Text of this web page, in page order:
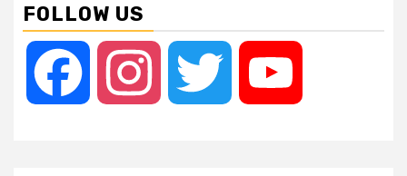
FOLLOW US
Facebook Instagram Twitter